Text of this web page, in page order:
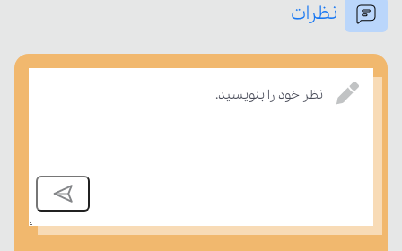
نظرات
نظر خود را بنویسید.